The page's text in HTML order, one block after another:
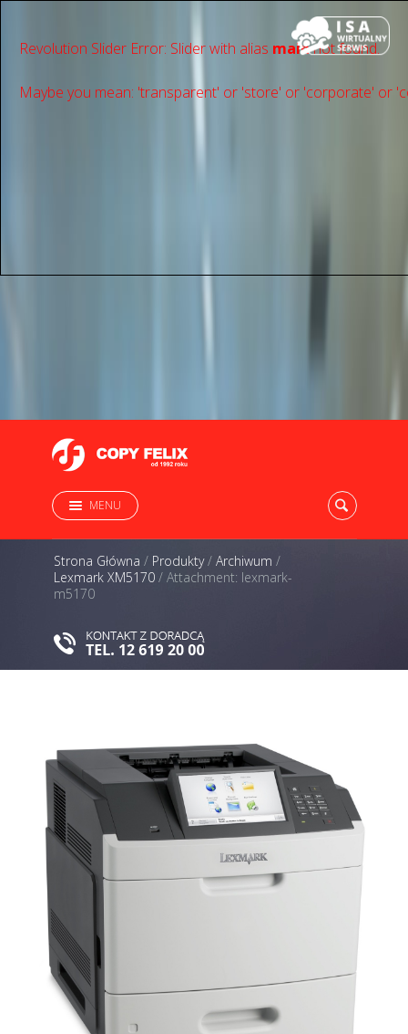
Revolution Slider Error: Slider with alias mainnot found.
Maybe you mean: 'transparent' or 'store' or 'сorporate' or
MENU
Strona Główna / Produkty/ Archiwum /
Lexmark XM5170 / Attachment: lexmark-
m5170